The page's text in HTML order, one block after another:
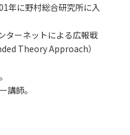
年に野村総合研究所に入
ターネットによる広報戦
Theory Approach）
講師。